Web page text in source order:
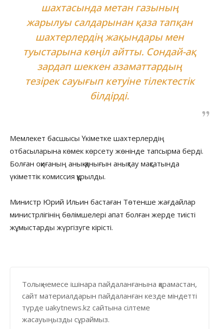
шахтасында метан газының
жарылуы салдарынан қаза тапқан
шахтерлердің жақындары мен
туыстарына көңіл айтты. Сондай-ақ
зардап шеккен азаматтардың
тезірек сауығып кетуіне тілектестік
білдірді.
Мемлекет басшысы Үкіметке шахтерлердің
отбасыларына көмек көрсету жөнінде тапсырма берді.
Болған оқиғаның анық-қанығын анықтау мақсатында
үкіметтік комиссия құрылды.
Министр Юрий Ильин бастаған Төтенше жағдайлар
министрлігінің бөлімшелері апат болған жерде тиісті
жұмыстарды жүргізуге кірісті.
Толық немесе ішінара пайдаланғанына қарамастан,
сайт материалдарын пайдаланған кезде міндетті
түрде uakytnews.kz сайтына сілтеме
жасауыңызды сұраймыз.